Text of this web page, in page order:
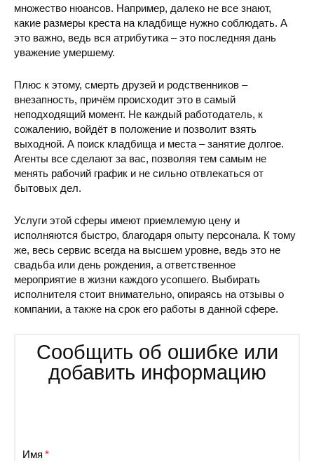
множество нюансов. Например, далеко не все знают,
какие размеры креста на кладбище нужно соблюдать. А
это важно, ведь вся атрибутика – это последняя дань
уважение умершему.
Плюс к этому, смерть друзей и родственников –
внезапность, причём происходит это в самый
неподходящий момент. Не каждый работодатель, к
сожалению, войдёт в положение и позволит взять
выходной. А поиск кладбища и места – занятие долгое.
Агенты все сделают за вас, позволяя тем самым не
менять рабочий график и не сильно отвлекаться от
бытовых дел.
Услуги этой сферы имеют приемлемую цену и
исполняются быстро, благодаря опыту персонала. К тому
же, весь сервис всегда на высшем уровне, ведь это не
свадьба или день рождения, а ответственное
мероприятие в жизни каждого усопшего. Выбирать
исполнителя стоит внимательно, опираясь на отзывы о
компании, а также на срок его работы в данной сфере.
Сообщить об ошибке или
добавить информацию
Имя